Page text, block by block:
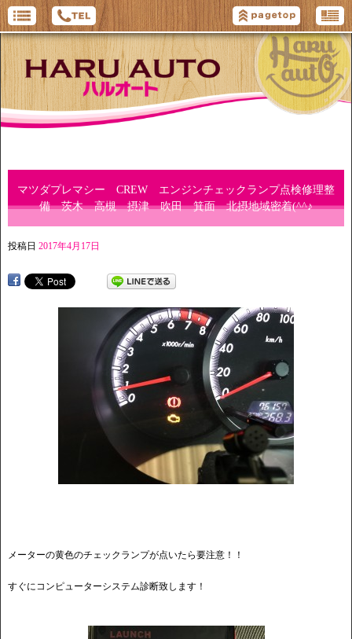
マツダプレマシー CREW エンジンチェックランプ点検修理整
備 茨木 高槻 摂津 吹田 箕面 北摂地域密着(^^♪
投稿日 2017年4月17日
メーターの黄色のチェックランプが点いたら要注意！！
すぐにコンピューターシステム診断致します！